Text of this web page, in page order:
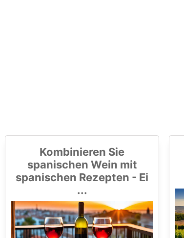
Kombinieren Sie
spanischen Wein mit
spanischen Rezepten - Ei
...